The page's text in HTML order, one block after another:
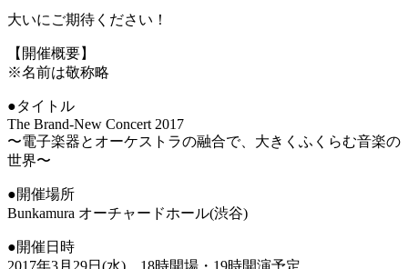
大いにご期待ください！
【開催概要】
※名前は敬称略
●タイトル
The Brand-New Concert 2017
〜電子楽器とオーケストラの融合で、大きくふくらむ音楽の
世界〜
●開催場所
Bunkamura オーチャードホール(渋谷)
●開催日時
2017年3月29日(水) 18時開場・19時開演予定